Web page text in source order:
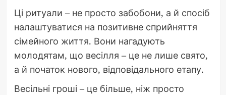
Ці ритуали – не просто забобони, а й спосіб
налаштуватися на позитивне сприйняття
сімейного життя. Вони нагадують
молодятам, що весілля – це не лише свято,
а й початок нового, відповідального етапу.
Весільні гроші – це більше, ніж просто